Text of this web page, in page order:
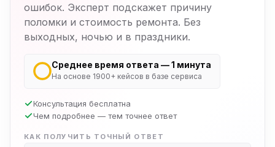
ошибок. Эксперт подскажет причину
поломки и стоимость ремонта. Без
выходных, ночью и в праздники.
Среднее время ответа — 1 минута
На основе 1900+ кейсов в базе сервиса
Консультация бесплатна
Чем подробнее — тем точнее ответ
КАК ПОЛУЧИТЬ ТОЧНЫЙ ОТВЕТ